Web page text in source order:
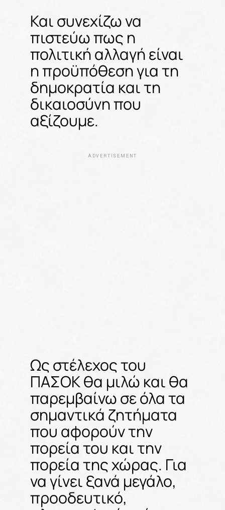
Και συνεχίζω να
πιστεύω πως η
πολιτική αλλαγή είναι
η προϋπόθεση για τη
δημοκρατία και τη
δικαιοσύνη που
αξίζουμε.
ADVERTISEMENT
Ως στέλεχος του
ΠΑΣΟΚ θα μιλώ και θα
παρεμβαίνω σε όλα τα
σημαντικά ζητήματα
που αφορούν την
πορεία του και την
πορεία της χώρας. Για
να γίνει ξανά μεγάλο,
προοδευτικό,